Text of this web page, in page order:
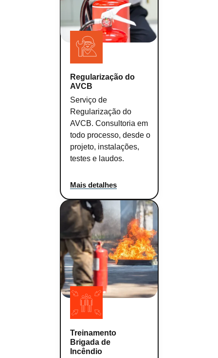
Regularização do
AVCB
Serviço de
Regularização do
AVCB. Consultoria em
todo processo, desde o
projeto, instalações,
testes e laudos.
Mais detalhes
Treinamento
Brigada de
Incêndio